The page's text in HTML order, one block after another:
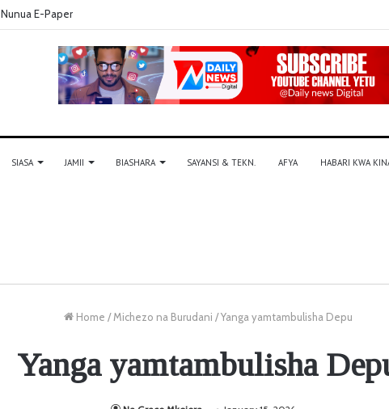
Nunua E-Paper
SIASA JAMII BIASHARA SAYANSI & TEKN. AFYA HABARI KWA
Home / Michezo na Burudani / Yanga yamtambulisha Depu
Yanga yamtambulisha